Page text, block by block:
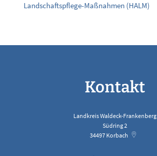
Landschaftspflege-Maßnahmen (HALM)
Kontakt
Landkreis Waldeck-Frankenberg
Südring 2
34497 Korbach